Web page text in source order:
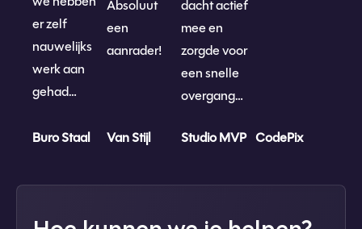
er zelf
nauwelijks
werk aan
gehad…
Buro Staal
Absoluut
een
aanrader!
Van Stijl
dacht actief
mee en
zorgde voor
een snelle
overgang…
Studio MVP CodePix